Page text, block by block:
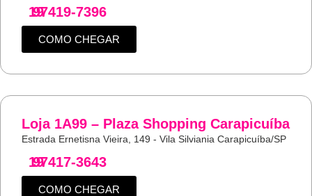
19
97419-7396
COMO CHEGAR
Loja 1A99 – Plaza Shopping Carapicuíba
Estrada Ernetisna Vieira, 149 - Vila Silviania Carapicuíba/SP
19
97417-3643
COMO CHEGAR